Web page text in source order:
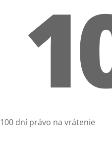
100 dní právo na vrátenie